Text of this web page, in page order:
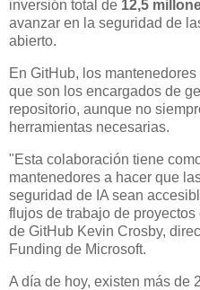
inversión total de 12,5
avanzar en la seguridad de
abierto.
En GitHub, los
que son los encargados de
repositorio, aunque no
herramientas necesarias.
"Esta colaboración tiene
mantenedores a hacer que
seguridad de IA sean
flujos de trabajo de
de GitHub Kevin Crosby,
Funding de Microsoft.
A día de hoy, existen más de